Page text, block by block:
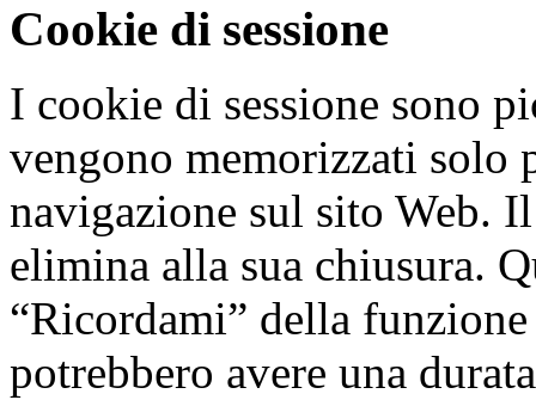
Cookie di sessione
I cookie di sessione sono
vengono memorizzati solo
navigazione sul sito Web.
elimina alla sua chiusura.
“Ricordami” della
potrebbero avere una